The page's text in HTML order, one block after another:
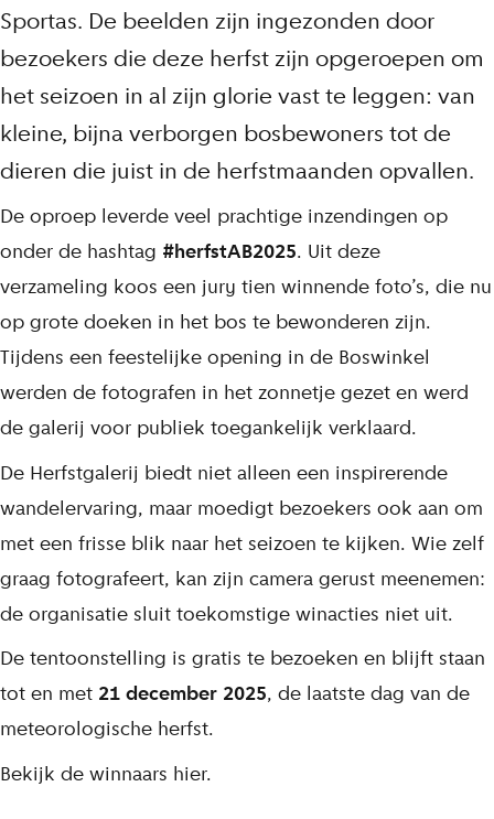
Sportas. De beelden zijn ingezonden door
bezoekers die deze herfst zijn opgeroepen om
het seizoen in al zijn glorie vast te leggen: van
kleine, bijna verborgen bosbewoners tot de
dieren die juist in de herfstmaanden opvallen.
De oproep leverde veel prachtige inzendingen op
onder de hashtag #herfstAB2025. Uit deze
verzameling koos een jury tien winnende foto’s, die nu
op grote doeken in het bos te bewonderen zijn.
Tijdens een feestelijke opening in de Boswinkel
werden de fotografen in het zonnetje gezet en werd
de galerij voor publiek toegankelijk verklaard.
De Herfstgalerij biedt niet alleen een inspirerende
wandelervaring, maar moedigt bezoekers ook aan om
met een frisse blik naar het seizoen te kijken. Wie zelf
graag fotografeert, kan zijn camera gerust meenemen:
de organisatie sluit toekomstige winacties niet uit.
De tentoonstelling is gratis te bezoeken en blijft staan
tot en met 21 december 2025, de laatste dag van de
meteorologische herfst.
Bekijk de winnaars hier.